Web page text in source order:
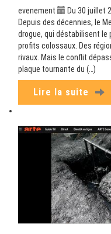
evenement
Du 30 juillet
Depuis des décennies, le
drogue, qui déstabilisent le
profits colossaux. Des
rivaux. Mais le conflit
plaque tournante du (…)
Lire la suite